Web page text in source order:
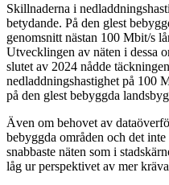
Skillnaderna i
betydande. På den glest
genomsnitt nästan 100 Mbit/s
Utvecklingen av näten i dessa
slutet av 2024 nådde
nedladdningshastighet på 100
på den glest bebyggda
Även om behovet av
bebyggda områden och det
snabbaste näten som i
låg ur perspektivet av mer